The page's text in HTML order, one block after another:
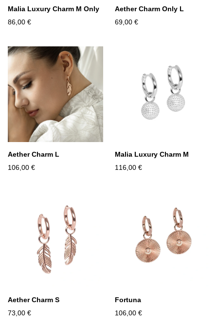
Malia Luxury Charm M Only
86,00 €
Aether Charm Only L
69,00 €
Aether Charm L
106,00 €
Malia Luxury Charm M
116,00 €
Aether Charm S
73,00 €
Fortuna
106,00 €